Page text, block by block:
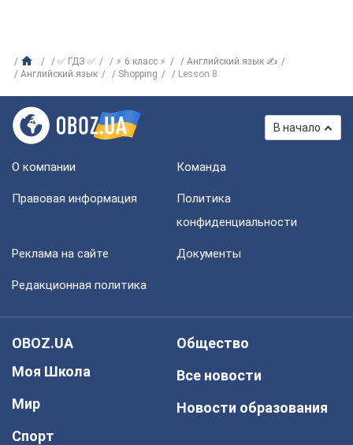
✅ ГДЗ ✅ ⚡ 6 класс ⚡
Английский язык ✍
Английский язык
Shopping Lesson 8
В начало
О компании Команда
Правовая информация
Политика
конфиденциальности
Реклама на сайте Документы
Редакционная политика
OBOZ.UA
Моя Школа
Мир
Спорт
Общество
Все новости
Новости образования